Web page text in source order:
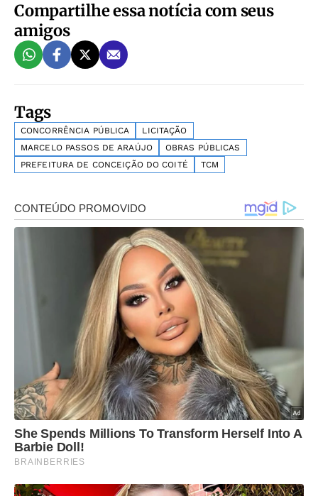
Compartilhe essa notícia com seus
amigos
Tags
CONCORRÊNCIA PÚBLICA
LICITAÇÃO
MARCELO PASSOS DE ARAÚJO
OBRAS PÚBLICAS
PREFEITURA DE CONCEIÇÃO DO COITÉ
TCM